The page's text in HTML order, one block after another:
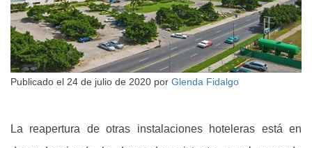
Publicado el 24 de julio de 2020 por Glenda Fidalgo
La reapertura de otras instalaciones hoteleras está en